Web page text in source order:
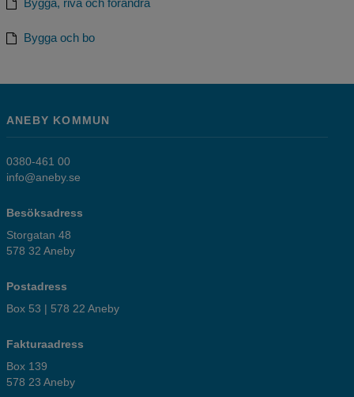
Bygga, riva och förändra
Bygga och bo
ANEBY KOMMUN
0380-461 00
info@aneby.se
Besöksadress
Storgatan 48
578 32 Aneby
Postadress
Box 53 | 578 22 Aneby
Fakturaadress
Box 139
578 23 Aneby